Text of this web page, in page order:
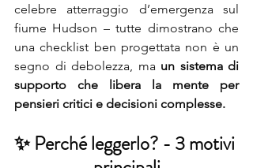
celebre atterraggio d’emergenza sul
fiume Hudson – tutte dimostrano che
una checklist ben progettata non è un
segno di debolezza, ma un sistema di
supporto che libera la mente per
pensieri critici e decisioni complesse.
✨ Perché leggerlo? - 3 motivi